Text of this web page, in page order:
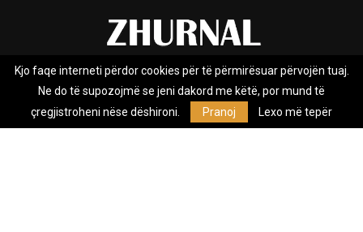
Rreth nesh Impresumi Marketing
Privacy Policy
Zhurnal.mk është Agjenci e Lajmeve e pavarur, e themeluar në vitin
Kjo faqe interneti përdor cookies për të përmirësuar përvojën tuaj.
Ne do të supozojmë se jeni dakord me këtë, por mund të
çregjistroheni nëse dëshironi.
Pranoj Lexo më tepër